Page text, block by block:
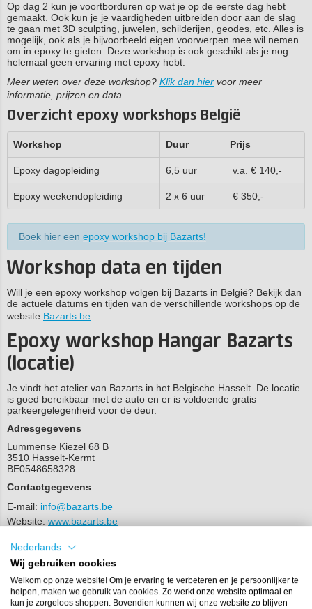
Op dag 2 kun je voortborduren op wat je op de eerste dag hebt
gemaakt. Ook kun je je vaardigheden uitbreiden door aan de slag
te gaan met 3D sculpting, juwelen, schilderijen, geodes, etc. Alles is
mogelijk, ook als je bijvoorbeeld eigen voorwerpen mee wil nemen
om in epoxy te gieten. Deze workshop is ook geschikt als je nog
helemaal geen ervaring met epoxy hebt.
Meer weten over deze workshop? Klik dan hier voor meer
informatie, prijzen en data.
Overzicht epoxy workshops België
Workshop Duur Prijs
Epoxy dagopleiding 6,5 uur v.a. € 140,-
Epoxy weekendopleiding 2 x 6 uur € 350,-
Boek hier een epoxy workshop bij Bazarts!
Workshop data en tijden
Will je een epoxy workshop volgen bij Bazarts in België? Bekijk dan
de actuele datums en tijden van de verschillende workshops op de
website Bazarts.be
Epoxy workshop Hangar Bazarts
(locatie)
Je vindt het atelier van Bazarts in het Belgische Hasselt. De locatie
is goed bereikbaar met de auto en er is voldoende gratis
parkeergelegenheid voor de deur.
Adresgegevens
Lummense Kiezel 68 B
3510 Hasselt-Kermt
BE0548658328
Contactgegevens
E-mail: info@bazarts.be
Website: www.bazarts.be
Bekijkhier de routebeschrijving voor de beste route.
Een andere epoxy workshop
volgen?
Nederlands
Wij gebruiken cookies
Welkom op onze website! Om je ervaring te verbeteren en je persoonlijker te
helpen, maken we gebruik van cookies. Zo werkt onze website optimaal en
kun je zorgeloos shoppen. Bovendien kunnen wij onze website zo blijven